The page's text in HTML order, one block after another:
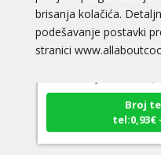
brisanja kolačića.
podešavanje postavki
stranici
VESNA/
Broj
tel:0,93€